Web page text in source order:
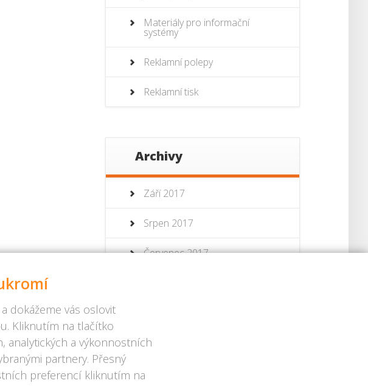
Materiály pro informační
systémy
Reklamní polepy
Reklamní tisk
Archivy
Září 2017
Srpen 2017
Červenec 2017
dokážeme vás oslovit
Kliknutím na tlačítko
analytických a výkonnostních
partnery. Přesný
preferencí kliknutím na